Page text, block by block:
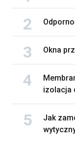
Okna
izolacja
Jak